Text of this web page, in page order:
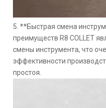
5. **Быстрая смена
преимуществ R8 COLLET
смены инструмента, что
эффективности
простоя.